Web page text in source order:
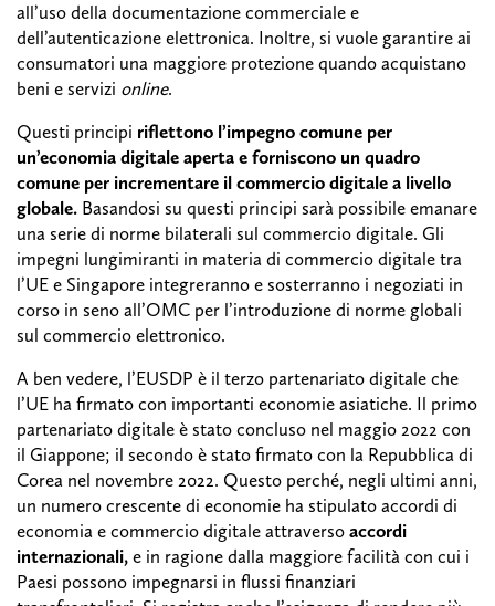
all’uso della documentazione commerciale e
dell’autenticazione elettronica. Inoltre, si vuole garantire ai
consumatori una maggiore protezione quando acquistano
beni e servizi online.
Questi principi riflettono l’impegno comune per
un’economia digitale aperta e forniscono un quadro
comune per incrementare il commercio digitale a livello
globale. Basandosi su questi principi sarà possibile emanare
una serie di norme bilaterali sul commercio digitale. Gli
impegni lungimiranti in materia di commercio digitale tra
l’UE e Singapore integreranno e sosterranno i negoziati in
corso in seno all’OMC per l’introduzione di norme globali
sul commercio elettronico.
A ben vedere, l’EUSDP è il terzo partenariato digitale che
l’UE ha firmato con importanti economie asiatiche. Il primo
partenariato digitale è stato concluso nel maggio 2022 con
il Giappone; il secondo è stato firmato con la Repubblica di
Corea nel novembre 2022. Questo perché, negli ultimi anni,
un numero crescente di economie ha stipulato accordi di
economia e commercio digitale attraverso accordi
internazionali, e in ragione dalla maggiore facilità con cui i
Paesi possono impegnarsi in flussi finanziari